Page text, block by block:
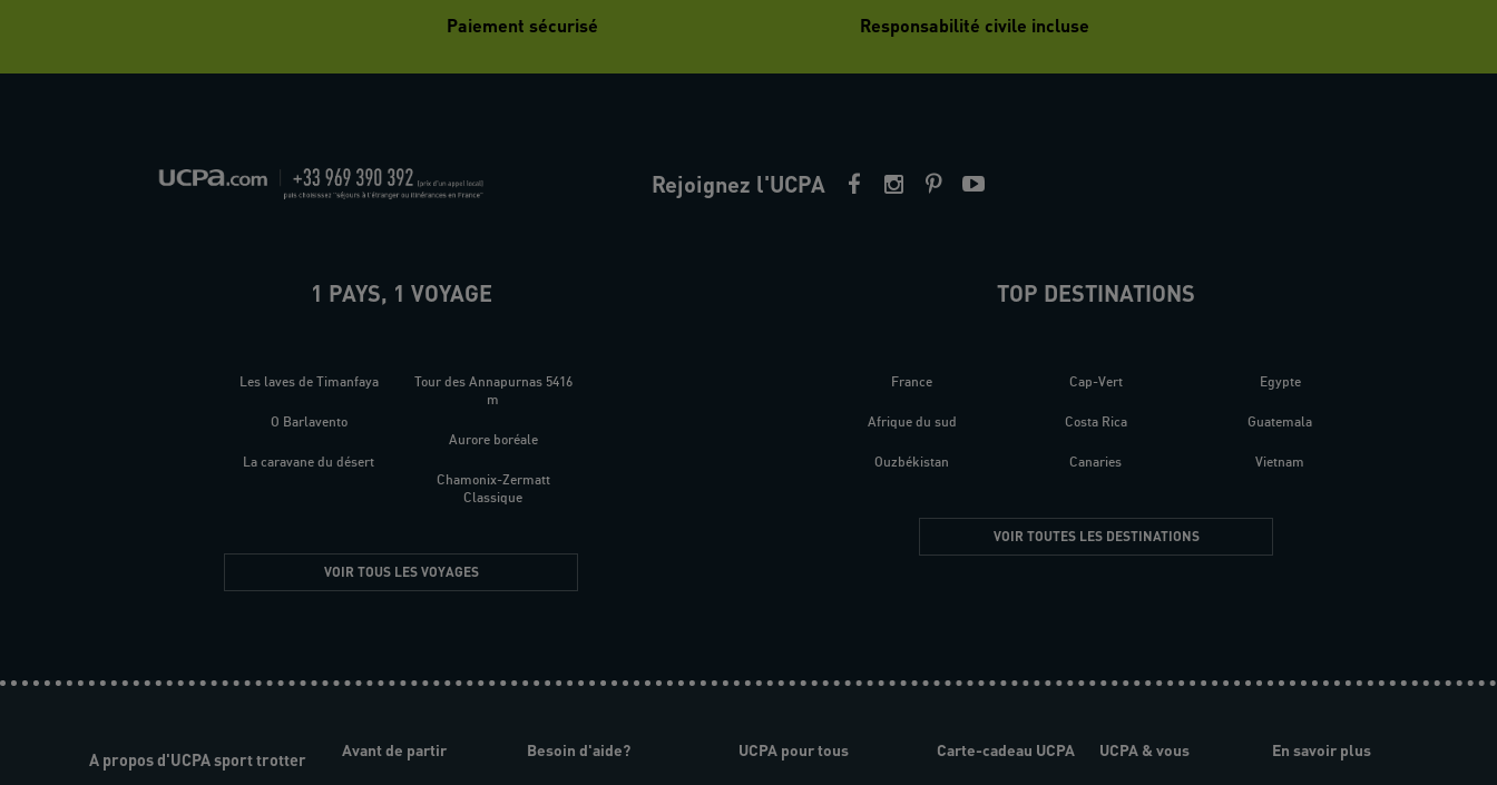
Paiement sécurisé Responsabilité civile incluse
Rejoignez l'UCPA
1 PAYS, 1 VOYAGE
Les laves de Timanfaya
O Barlavento
La caravane du désert
Tour des Annapurnas 5416
m
Aurore boréale
Chamonix-Zermatt
Classique
VOIR TOUS LES VOYAGES
TOP DESTINATIONS
France
Afrique du sud
Ouzbékistan
Cap-Vert
Costa Rica
Canaries
Egypte
Guatemala
Vietnam
VOIR TOUTES LES DESTINATIONS
A propos d'UCPA sport trotter
Avant de partir Besoin d'aide? UCPA pour tous Carte-cadeau UCPA UCPA & vous En savoir plus